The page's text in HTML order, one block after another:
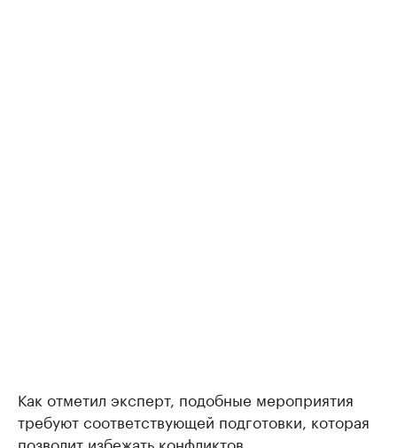
Как отметил эксперт, подобные мероприятия
требуют соответствующей подготовки, которая
позволит избежать конфликтов.